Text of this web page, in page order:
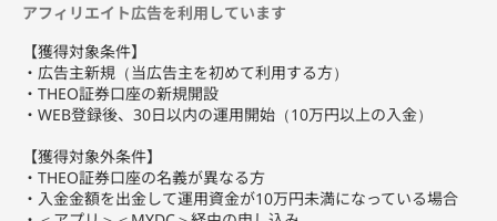
お客さま一人ひとりのライフステージに合わせて、最適な資産配分
を提案し運用しています。
■THEOの３つの特徴
１、世界の様々な資産へ徹底的な分散投資を実現！
世界の約70の国、地域の20,000銘柄以上に分散投資。
徹底的な分散投資を行うことでリスクの低減を図っています。
２、お客さま一人おひとりにあったポートフォリオをオーダーメイ
ドできる！
アフィリエイト広告を利用しています
【獲得対象条件】
・広告主新規（当広告主を初めて利用する方）
・THEO証券口座の新規開設
・WEB登録後、30日以内の運用開始（10万円以上の入金）
【獲得対象外条件】
・THEO証券口座の名義が異なる方
・入金金額を出金して運用資金が10万円未満になっている場合